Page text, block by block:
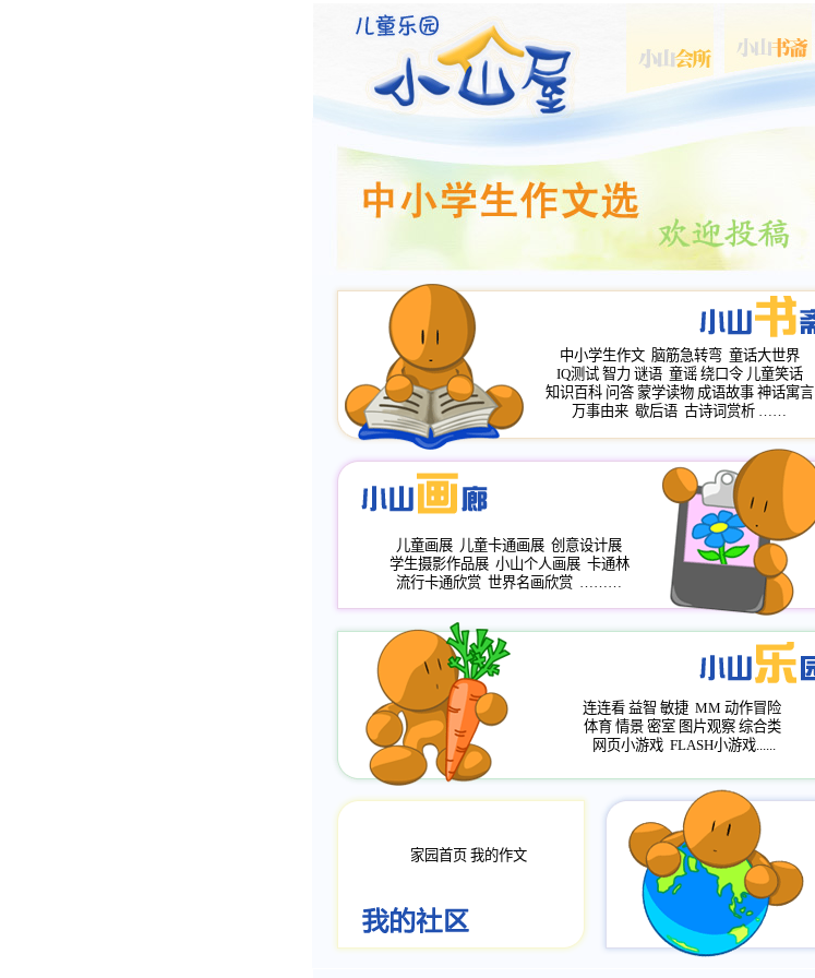
中小学生作文 脑筋急转弯 童话大世界
IQ测试 智力 谜语 童谣 绕口令 儿童笑话
知识百科 问答 蒙学读物 成语故事 神话寓言
万事由来 歇后语 古诗词赏析 ……
儿童画展 儿童卡通画展 创意设计展
学生摄影作品展 小山个人画展 卡通林
流行卡通欣赏 世界名画欣赏 ………
连连看 益智 敏捷 MM 动作冒险
体育 情景 密室 图片观察 综合类
网页小游戏 FLASH小游戏......
家园首页 我的作文